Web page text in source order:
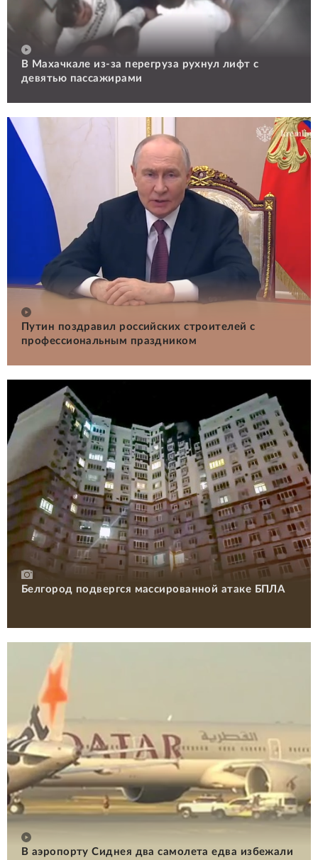
В Махачкале из-за перегруза рухнул лифт с
девятью пассажирами
Путин поздравил российских строителей с
профессиональным праздником
Белгород подвергся массированной атаке БПЛА
В аэропорту Сиднея два самолета едва избежали